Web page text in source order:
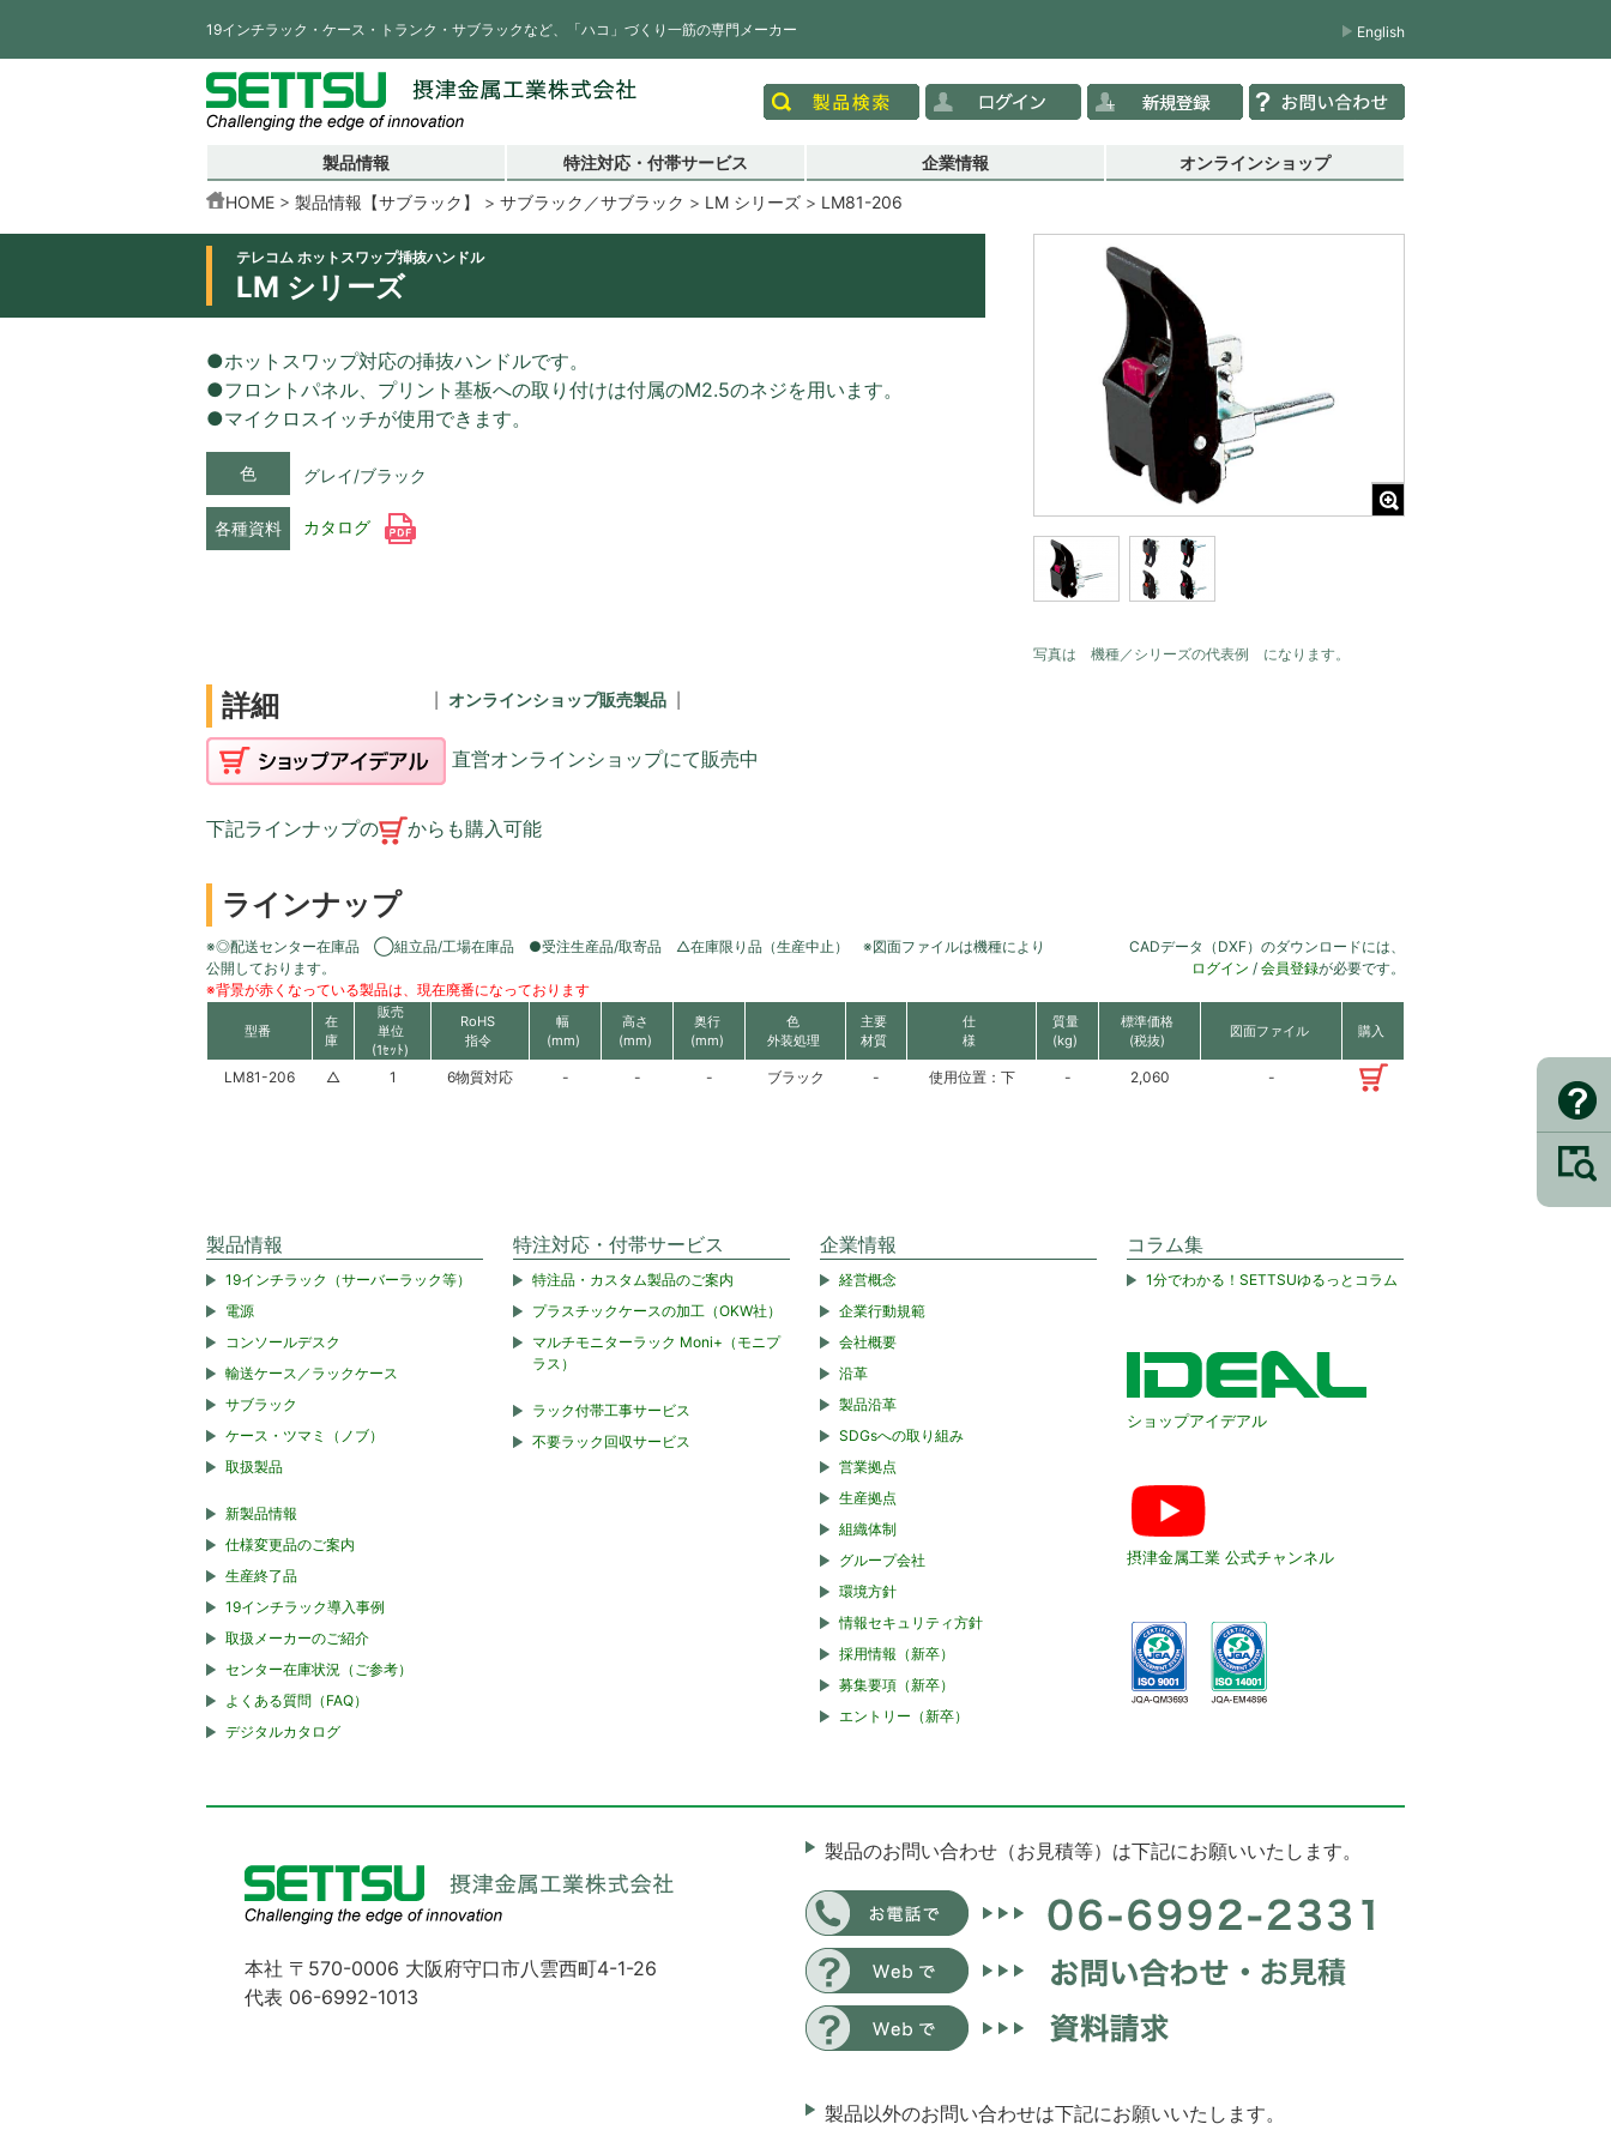
19インチラック・ケース・トランク・サブラックなど、「ハコ」づくり一筋の専門メーカー English
製品情報 特注対応・付帯サービス 企業情報 オンラインショップ
HOME 製品情報【サブラック】 サブラック／サブラック LM シリーズ LM81-206
テレコム ホットスワップ挿抜ハンドル
LM シリーズ
●ホットスワップ対応の挿抜ハンドルです。
●フロントパネル、プリント基板への取り付けは付属のM2.5のネジを用います。
●マイクロスイッチが使用できます。
色 グレイ/ブラック
各種資料 カタログ
写真は 機種／シリーズの代表例 になります。
詳細 オンラインショップ販売製品
直営オンラインショップにて販売中
下記ラインナップの からも購入可能
ラインナップ
※◎配送センター在庫品 ◯組立品/工場在庫品 ●受注生産品/取寄品 △在庫限り品（生産中止） ※図面ファイルは機種により
公開しております。
※背景が赤くなっている製品は、現在廃番になっております
CADデータ（DXF）のダウンロードには、
ログイン / 会員登録が必要です。
型番
在
庫
販売
単位
(1ｾｯﾄ)
RoHS
指令
幅
(mm)
高さ
(mm)
奥行
(mm)
色
外装処理
主要
材質
仕
様
質量
(kg)
標準価格
(税抜)
図面ファイル 購入
LM81-206 △ 1 6物質対応 - - - ブラック - 使用位置：下 - 2,060 -
製品情報
19インチラック（サーバーラック等）
電源
コンソールデスク
輸送ケース／ラックケース
サブラック
ケース・ツマミ（ノブ）
取扱製品
新製品情報
仕様変更品のご案内
生産終了品
19インチラック導入事例
取扱メーカーのご紹介
センター在庫状況（ご参考）
よくある質問（FAQ）
デジタルカタログ
特注対応・付帯サービス
特注品・カスタム製品のご案内
プラスチックケースの加工（OKW社）
マルチモニターラック Moni+（モニプ
ラス）
ラック付帯工事サービス
不要ラック回収サービス
企業情報
経営概念
企業行動規範
会社概要
沿革
製品沿革
SDGsへの取り組み
営業拠点
生産拠点
組織体制
グループ会社
環境方針
情報セキュリティ方針
採用情報（新卒）
募集要項（新卒）
エントリー（新卒）
コラム集
1分でわかる！SETTSUゆるっとコラム
ショップアイデアル
摂津金属工業 公式チャンネル
本社 〒570-0006 大阪府守口市八雲西町4-1-26
代表 06-6992-1013
製品のお問い合わせ（お見積等）は下記にお願いいたします。
製品以外のお問い合わせは下記にお願いいたします。